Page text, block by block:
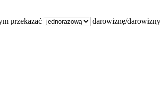
przekazać
darowiznę/darowizny